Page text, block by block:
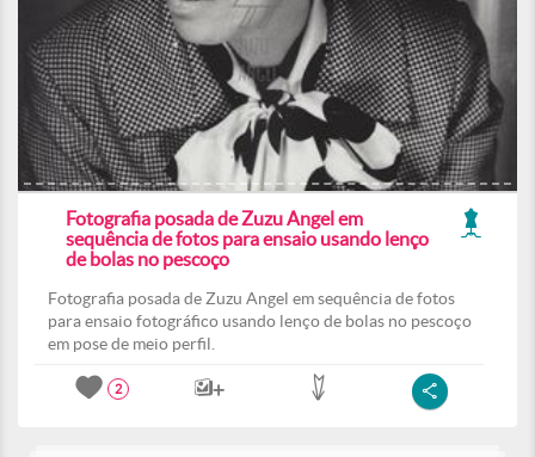
Fotografia posada de Zuzu Angel em
sequência de fotos para ensaio usando lenço
de bolas no pescoço
Fotografia posada de Zuzu Angel em sequência de fotos
para ensaio fotográfico usando lenço de bolas no pescoço
em pose de meio perfil.
2